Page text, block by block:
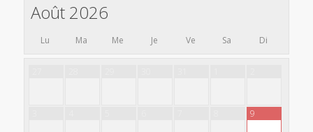
Août 2026
Lu Ma Me Je Ve Sa Di
9